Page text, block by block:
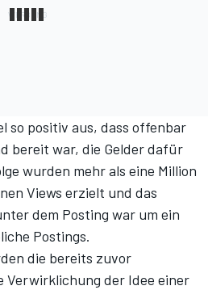
so positiv aus, dass offenbar
bereit war, die Gelder dafür
wurden mehr als eine Million
Views erzielt und das
dem Posting war um ein
Postings.
die bereits zuvor
Verwirklichung der Idee einer